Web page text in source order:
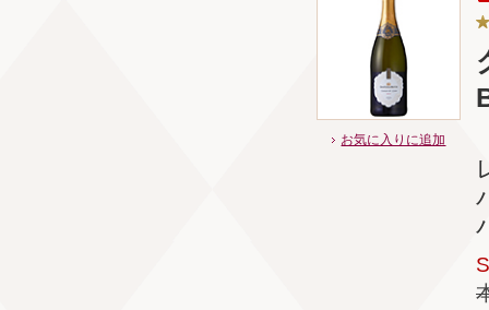
お気に入りに追加